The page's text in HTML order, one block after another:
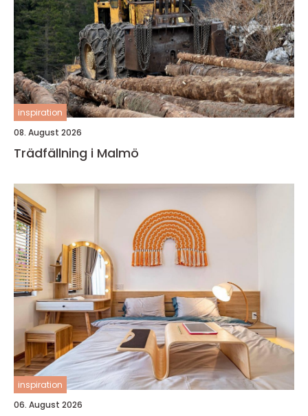
inspiration
08. August 2026
Trädfällning i Malmö
inspiration
06. August 2026